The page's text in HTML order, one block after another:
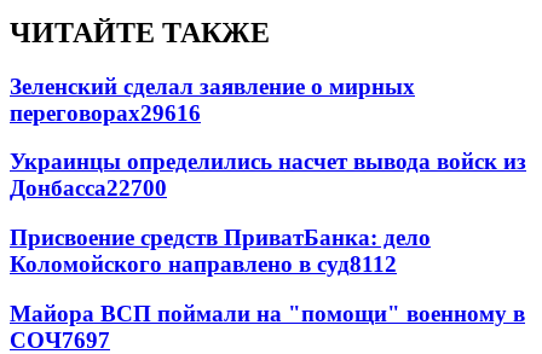
ЧИТАЙТЕ ТАКЖЕ
Зеленский сделал заявление о мирных
переговорах29616
Украинцы определились насчет вывода войск из
Донбасса22700
Присвоение средств ПриватБанка: дело
Коломойского направлено в суд8112
Майора ВСП поймали на "помощи" военному в
СОЧ7697